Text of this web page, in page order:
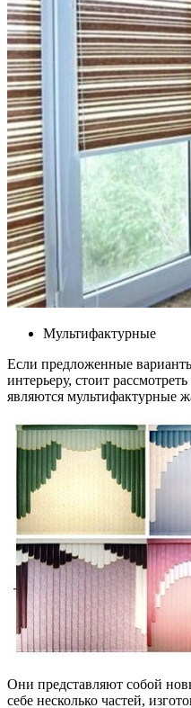
Мультифактурные
Если предложенные
интерьеру, стоит
являются мультифактурные
Они представляют собой
себе несколько частей,